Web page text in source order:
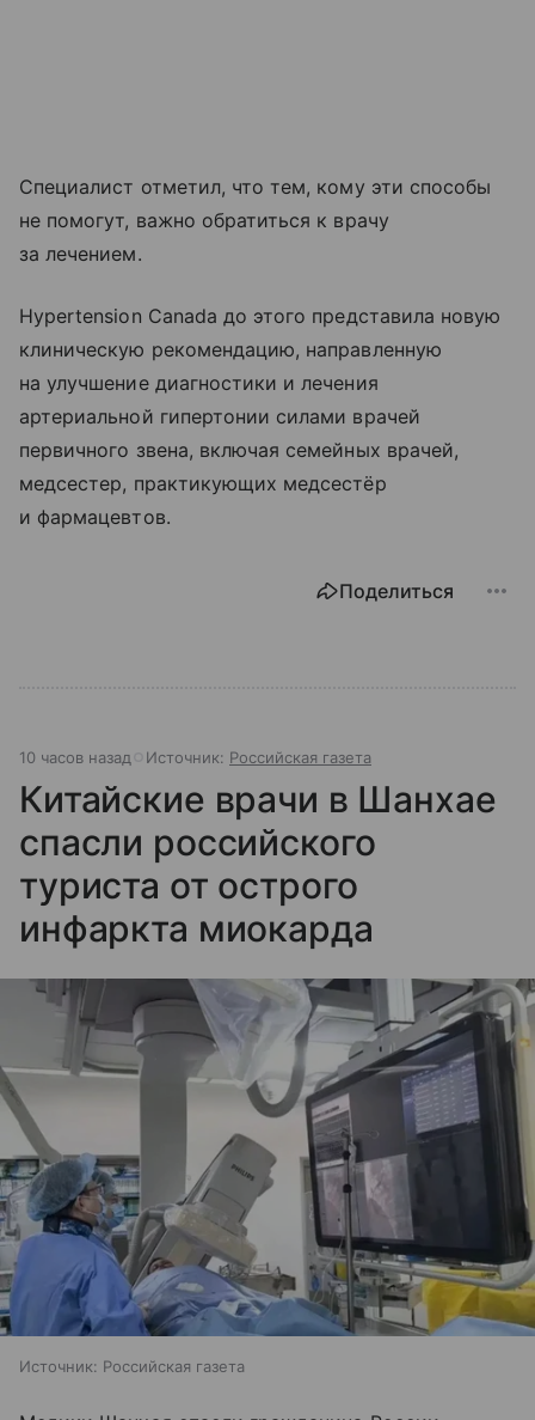
Специалист отметил, что тем, кому эти способы
не помогут, важно обратиться к врачу
за лечением.
Hypertension Canada до этого представила новую
клиническую рекомендацию, направленную
на улучшение диагностики и лечения
артериальной гипертонии силами врачей
первичного звена, включая семейных врачей,
медсестер, практикующих медсестёр
и фармацевтов.
Поделиться
10 часов назад Источник: Российская газета
Китайские врачи в Шанхае
спасли российского
туриста от острого
инфаркта миокарда
Источник: Российская газета